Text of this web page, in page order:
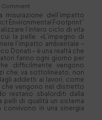
Comment
dell’impatto
Environmental Footprint”
l’intero ciclo di vita
la pelle. «L’impegno di
l’impatto ambientale –
Donati – è una realtà che
fanno ogni giorno per
difficilmente vengono
che, va sottolineato, non
addetti ai lavori, come
vengono nel distretto
restano sbalorditi dalla
pelli di qualità un sistema
in una sinergia